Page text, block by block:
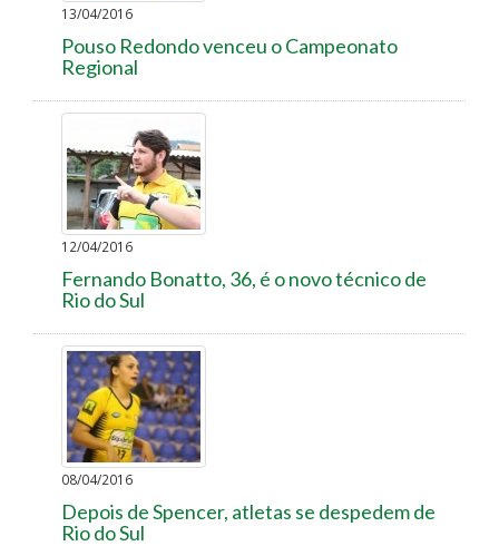
13/04/2016
Pouso Redondo venceu o Campeonato
Regional
12/04/2016
Fernando Bonatto, 36, é o novo técnico de
Rio do Sul
08/04/2016
Depois de Spencer, atletas se despedem de
Rio do Sul